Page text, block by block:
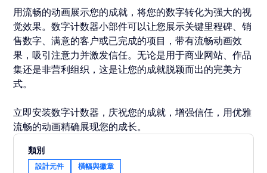
用流畅的动画展示您的成就，将您的数字转化为强大的视
觉效果。数字计数器小部件可以让您展示关键里程碑、销
售数字、满意的客户或已完成的项目，带有流畅动画效
果，吸引注意力并激发信任。无论是用于商业网站、作品
集还是非营利组织，这是让您的成就脱颖而出的完美方
式。
立即安装数字计数器，庆祝您的成就，增强信任，用优雅
流畅的动画精确展现您的成长。
類別
設計元件 橫幅與徽章